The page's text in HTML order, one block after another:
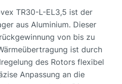
TR30-L-EL3,5 ist der
aus Aluminium. Dieser
von bis zu
ist durch
des Rotors flexibel
Anpassung an die